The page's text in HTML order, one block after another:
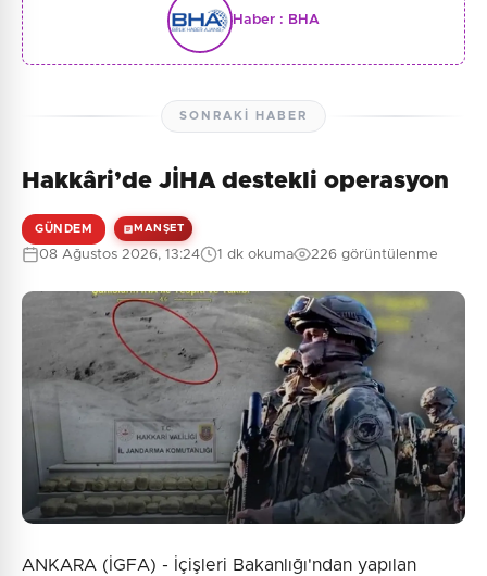
Haber : BHA
SONRAKI HABER
Hakkâri’de JİHA destekli operasyon
GÜNDEM MANŞET
08 Ağustos 2026, 13:24 1 dk okuma 226 görüntülenme
ANKARA (İGFA) - İçişleri Bakanlığı'ndan yapılan